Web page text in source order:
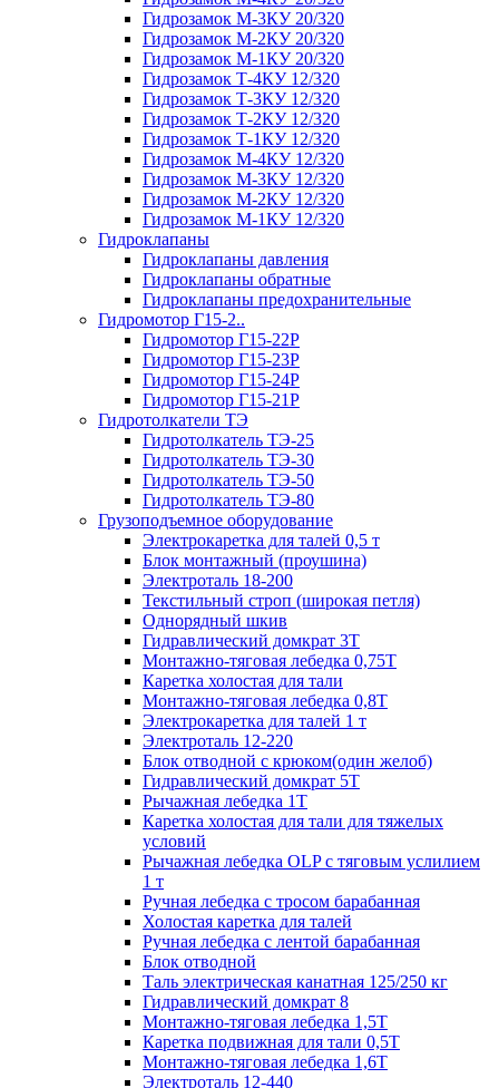
Гидрозамок М-3КУ 20/320
Гидрозамок М-2КУ 20/320
Гидрозамок М-1КУ 20/320
Гидрозамок Т-4КУ 12/320
Гидрозамок Т-3КУ 12/320
Гидрозамок Т-2КУ 12/320
Гидрозамок Т-1КУ 12/320
Гидрозамок М-4КУ 12/320
Гидрозамок М-3КУ 12/320
Гидрозамок М-2КУ 12/320
Гидрозамок М-1КУ 12/320
Гидроклапаны
Гидроклапаны давления
Гидроклапаны обратные
Гидроклапаны предохранительные
Гидромотор Г15-2..
Гидромотор Г15-22Р
Гидромотор Г15-23Р
Гидромотор Г15-24Р
Гидромотор Г15-21Р
Гидротолкатели ТЭ
Гидротолкатель ТЭ-25
Гидротолкатель ТЭ-30
Гидротолкатель ТЭ-50
Гидротолкатель ТЭ-80
Грузоподъемное оборудование
Электрокаретка для талей 0,5 т
Блок монтажный (проушина)
Электроталь 18-200
Текстильный строп (широкая петля)
Однорядный шкив
Гидравлический домкрат 3T
Монтажно-тяговая лебедка 0,75Т
Каретка холостая для тали
Монтажно-тяговая лебедка 0,8Т
Электрокаретка для талей 1 т
Электроталь 12-220
Блок отводной с крюком(один желоб)
Гидравлический домкрат 5T
Рычажная лебедка 1Т
Каретка холостая для тали для тяжелых
условий
Рычажная лебедка OLP с тяговым услилием
1 т
Ручная лебедка с тросом барабанная
Холостая каретка для талей
Ручная лебедка с лентой барабанная
Блок отводной
Таль электрическая канатная 125/250 кг
Гидравлический домкрат 8
Монтажно-тяговая лебедка 1,5Т
Каретка подвижная для тали 0,5Т
Монтажно-тяговая лебедка 1,6Т
Электроталь 12-440